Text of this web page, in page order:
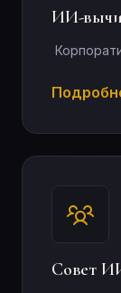
ИИ-
Совет